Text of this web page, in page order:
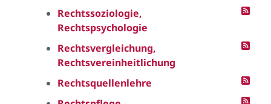
Rechtssoziologie,
Rechtspsychologie
Rechtsvergleichung,
Rechtsvereinheitlichung
Rechtsquellenlehre